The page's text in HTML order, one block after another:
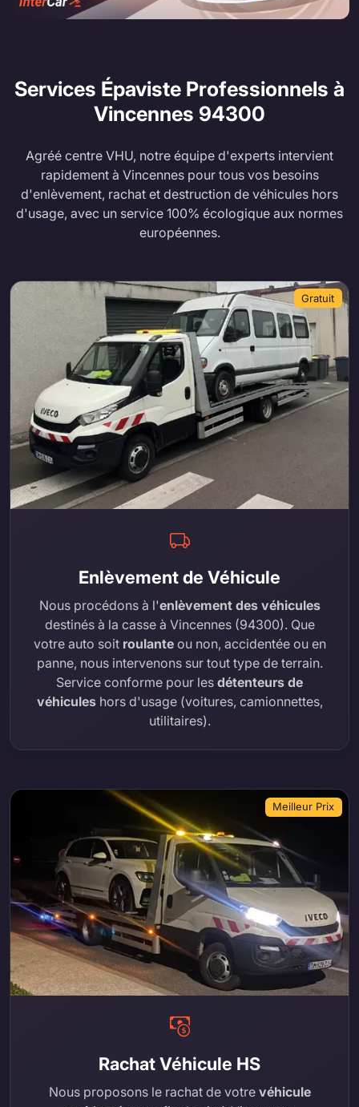
Services Épaviste Professionnels à
Vincennes 94300
Agréé centre VHU, notre équipe d'experts intervient
rapidement à Vincennes pour tous vos besoins
d'enlèvement, rachat et destruction de véhicules hors
d'usage, avec un service 100% écologique aux normes
européennes.
Gratuit
Enlèvement de Véhicule
Nous procédons à l'enlèvement des véhicules
destinés à la casse à Vincennes (94300). Que
votre auto soit roulanteou non, accidentée ou en
panne, nous intervenons sur tout type de terrain.
Service conforme pour les détenteurs de
véhiculeshors d'usage (voitures, camionnettes,
utilitaires).
Meilleur Prix
Rachat Véhicule HS
Nous proposons le rachat de votre véhicule